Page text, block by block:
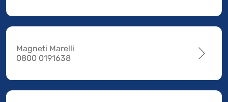
Magneti Marelli
0800 0191638